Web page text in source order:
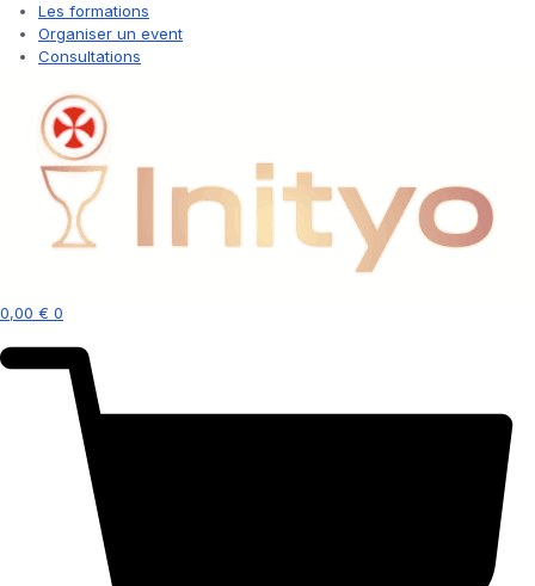
Les formations
Organiser un event
Consultations
0,00 € 0